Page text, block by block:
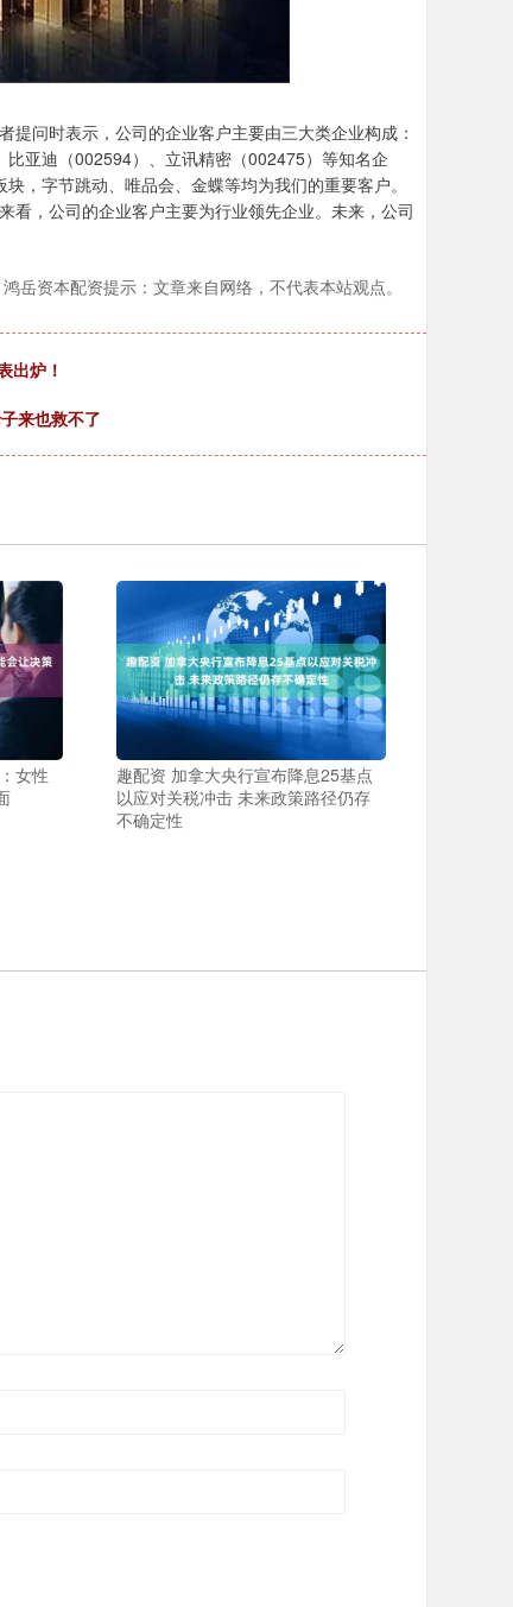
问时表示，公司的企业客户主要由三大类企业构成：
亚迪（002594）、立讯精密（002475）等知名企
，字节跳动、唯品会、金蝶等均为我们的重要客户。
，公司的企业客户主要为行业领先企业。未来，公司
鸿岳资本配资提示：文章来自网络，不代表本站观点。
出炉！
来也救不了
女性
趣配资 加拿大央行宣布降息25基点
以应对关税冲击 未来政策路径仍存
不确定性